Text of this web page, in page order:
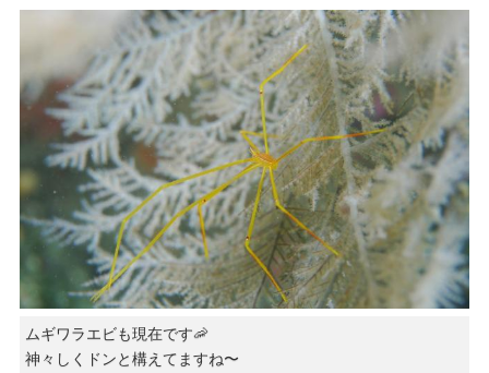
ムギワラエビも現在です🦐
神々しくドンと構えてますね〜